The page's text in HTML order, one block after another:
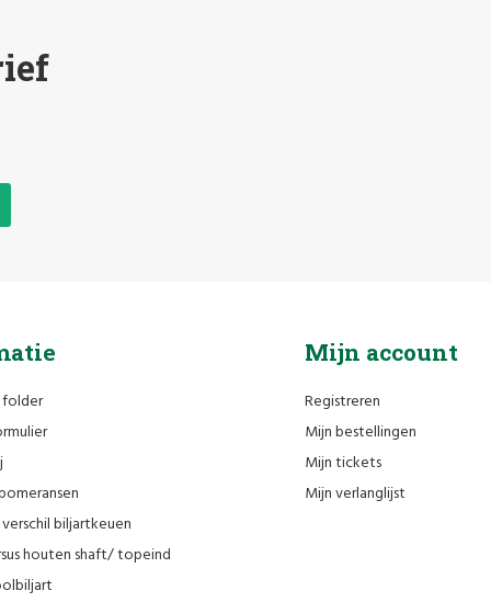
biljartkeuen
houten shaft/ topeind
Mijn account
Registreren
Mijn bestellingen
Mijn tickets
Mijn verlanglijst